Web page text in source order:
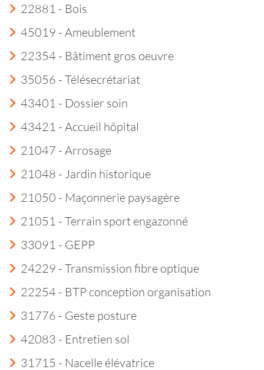
22881 - Bois
45019 - Ameublement
22354 - Bâtiment gros oeuvre
35056 - Télésecrétariat
43401 - Dossier soin
43421 - Accueil hôpital
21047 - Arrosage
21048 - Jardin historique
21050 - Maçonnerie paysagère
21051 - Terrain sport engazonné
33091 - GEPP
24229 - Transmission fibre optique
22254 - BTP conception organisation
31776 - Geste posture
42083 - Entretien sol
31715 - Nacelle élévatrice